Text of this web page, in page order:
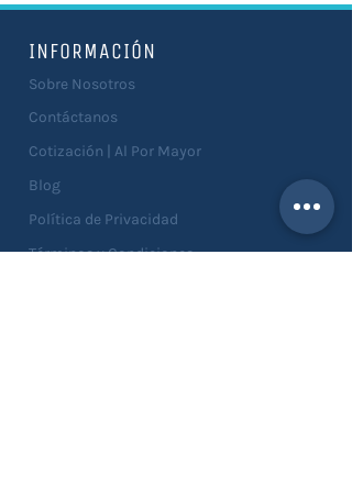
INFORMACIÓN
Sobre Nosotros
Contáctanos
Cotización | Al Por Mayor
Blog
Política de Privacidad
Términos y Condiciones